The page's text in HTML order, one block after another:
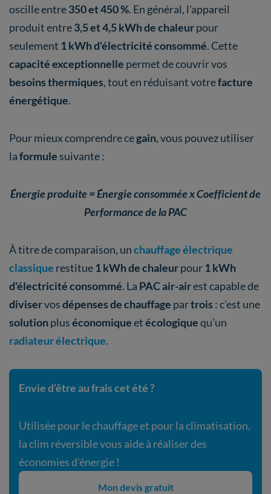
oscille entre350 et 450 %. En général, l'appareil
produit entre3,5 et 4,5 kWh de chaleurpour
seulement 1 kWh d'électricitéconsommé. Cette
capacité exceptionnelle permet de couvrir vos
besoins thermiques, tout en réduisant votrefacture
énergétique.
Pour mieux comprendre cegain, vous pouvez utiliser
laformule suivante :
Énergie produite = Énergie consommée x Coefficient de
Performance de la PAC
À titre de comparaison, unchauffage électrique
classique restitue1 kWh de chaleurpour1 kWh
d'électricité consommé. La PAC air-airest capable de
diviservosdépenses de chauffage partrois : c'est une
solutionpluséconomiqueetécologiquequ’un
radiateur électrique.
Envie d’être au frais cet été ?
Utilisée pour le chauffage et pour la climatisation,
la clim réversible vous aide à réaliser des
économies d'énergie !
Mon devis gratuit